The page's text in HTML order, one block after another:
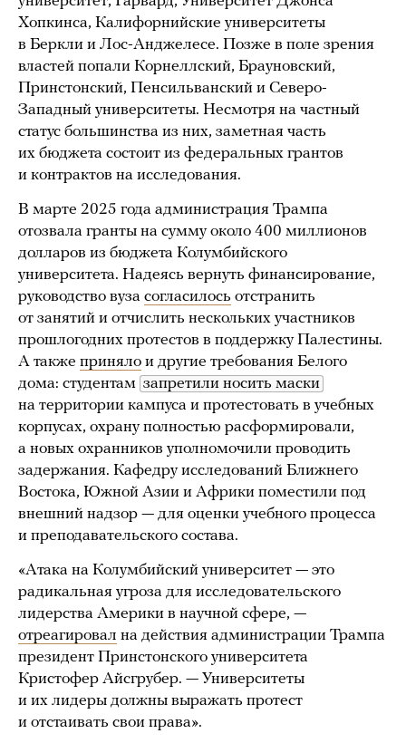
Хопкинса, Калифорнийские университеты
в Беркли и Лос-Анджелесе. Позже в поле зрения
властей попали Корнеллский, Брауновский,
Принстонский, Пенсильванский и Северо-
Западный университеты. Несмотря на частный
статус большинства из них, заметная часть
их бюджета состоит из федеральных грантов
и контрактов на исследования.
В марте 2025 года администрация Трампа
отозвала гранты на сумму около 400 миллионов
долларов из бюджета Колумбийского
университета. Надеясь вернуть финансирование,
руководство вуза согласилось отстранить
от занятий и отчислить нескольких участников
прошлогодних протестов в поддержку Палестины.
А также приняло и другие требования Белого
дома: студентам запретили носить маски
на территории кампуса и протестовать в учебных
корпусах, охрану полностью расформировали,
а новых охранников уполномочили проводить
задержания. Кафедру исследований Ближнего
Востока, Южной Азии и Африки поместили под
внешний надзор — для оценки учебного процесса
и преподавательского состава.
«Атака на Колумбийский университет — это
радикальная угроза для исследовательского
лидерства Америки в научной сфере, —
отреагировал на действия администрации Трампа
президент Принстонского университета
Кристофер Айсгрубер. — Университеты
и их лидеры должны выражать протест
и отстаивать свои права».